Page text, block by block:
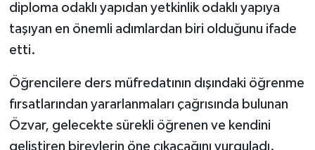
diploma odaklı yapıdan yetkinlik odaklı yapıya
taşıyan en önemli adımlardan biri olduğunu ifade
etti.
Öğrencilere ders müfredatının dışındaki öğrenme
fırsatlarından yararlanmaları çağrısında bulunan
Özvar, gelecekte sürekli öğrenen ve kendini
geliştiren bireylerin öne çıkacağını vurguladı.